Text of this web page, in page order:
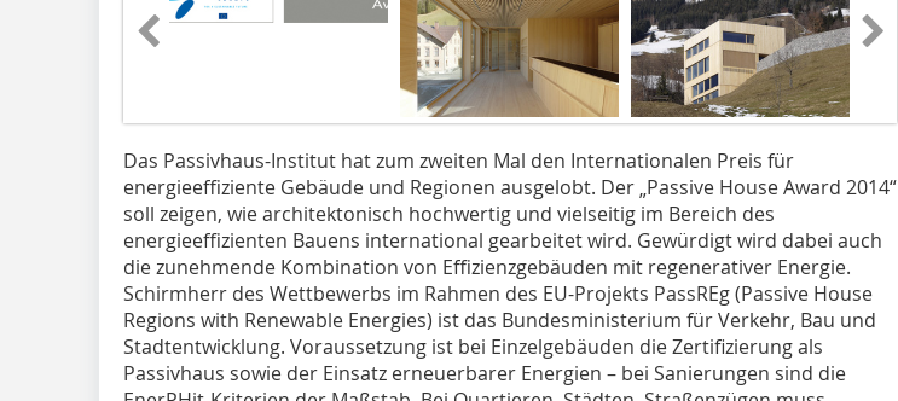
Das Passivhaus-Institut hat zum zweiten Mal den Internationalen Preis für
energieeffiziente Gebäude und Regionen ausgelobt. Der „Passive House Award 2014“
soll zeigen, wie architektonisch hochwertig und vielseitig im Bereich des
energieeffizienten Bauens international gearbeitet wird. Gewürdigt wird dabei auch
die zunehmende Kombination von Effizienzgebäuden mit regenerativer Energie.
Schirmherr des Wettbewerbs im Rahmen des EU-Projekts PassREg (Passive House
Regions with Renewable Energies) ist das Bundesministerium für Verkehr, Bau und
Stadtentwicklung. Voraussetzung ist bei Einzelgebäuden die Zertifizierung als
Passivhaus sowie der Einsatz erneuerbarer Energien – bei Sanierungen sind die